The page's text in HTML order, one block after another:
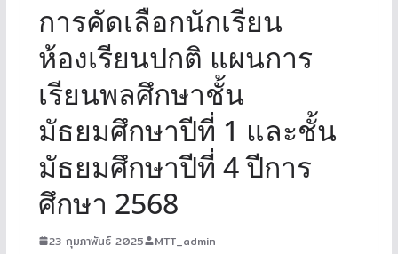
การคัดเลือกนักเรียน
ห้องเรียนปกติ แผนการ
เรียนพลศึกษาชั้น
มัธยมศึกษาปีที่ 1 และชั้น
มัธยมศึกษาปีที่ 4 ปีการ
ศึกษา 2568
23 กุมภาพันธ์ 2025 MTT_admin